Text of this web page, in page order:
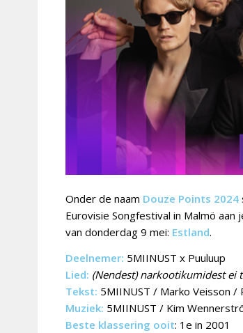
Onder de naam Douze Points 2024
Eurovisie Songfestival in Malmö
van donderdag 9 mei: Estland.
Deelnemer: 5MIINUST x Puuluup
Lied: (Nendest) narkootikumidest ei
Tekst: 5MIINUST / Marko Veisson /
Muziek: 5MIINUST / Kim
Beste klassering ooit: 1e in 2001